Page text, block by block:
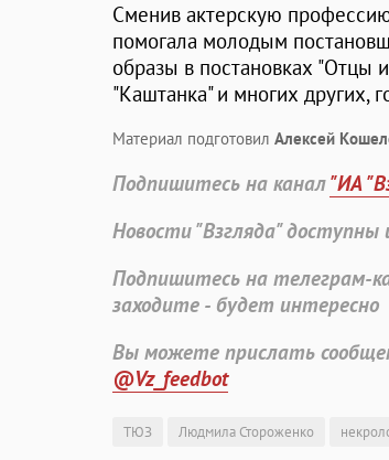
Сменив актерскую
помогала молодым
образы в постановках "Отцы и
"Каштанка" и многих других,
Материал подготовил Алексей
Подпишитесь на канал"ИА
Новости "Взгляда" доступны
Подпишитесь на телеграм-
заходите - будет интересно
Вы можете прислать
@Vz_feedbot
ТЮЗ Людмила Стороженко